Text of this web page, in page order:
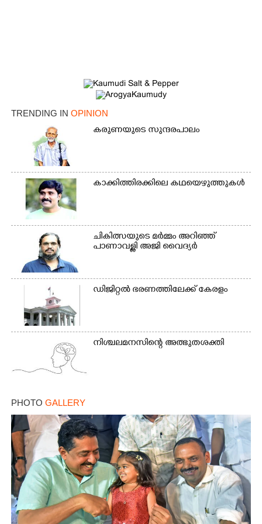
TRENDING IN OPINION
കരുണയുടെ സുന്ദരപാലം
കാക്കിത്തിരക്കിലെ കഥയെഴുത്തുകൾ
ചികിത്സയുടെ മർമ്മം അറിഞ്ഞ്
പാണാവള്ളി അജി വൈദ്യർ
ഡിജിറ്റൽ ഭരണത്തിലേക്ക് കേരളം
നിശ്ചലമനസിന്റെ അത്ഭുതശക്തി
PHOTO GALLERY